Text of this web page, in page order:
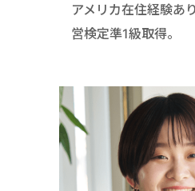
アメリカ在住経験あ
営検定準1級取得。